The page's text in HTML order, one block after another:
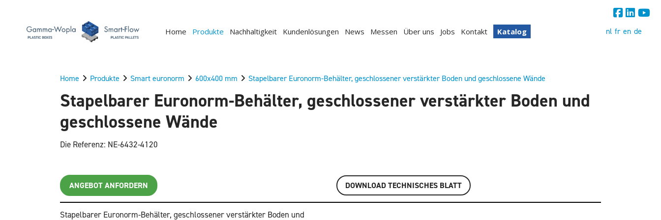
Home Produkte Nachhaltigkeit Kundenlösungen News Messen Über uns Jobs Kontakt Katalog nl fr en de
Home Produkte Smart euronorm 600x400 mm Stapelbarer Euronorm-Behälter, geschlossener verstärkter Boden und geschlossene Wände
Stapelbarer Euronorm-Behälter, geschlossener verstärkter Boden und
geschlossene Wände
Die Referenz: NE-6432-4120
ANGEBOT ANFORDERN DOWNLOAD TECHNISCHES BLATT
Stapelbarer Euronorm-Behälter, geschlossener verstärkter Boden und